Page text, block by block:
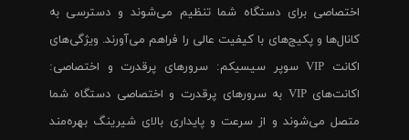
اختصاصی برای دستگاه شما تنظیم می‌شوند و دسترسی به
کانال‌ها و پکیج‌های با کیفیت عالی را فراهم می‌آورند. ویژگی‌های
اکانت VIP سوپر سیسیکم: سرورهای پرقدرت و اختصاصی:
اکانت‌های VIP به سرورهای پرقدرت و اختصاصی دستگاه شما
متصل می‌شوند و از سرعت و پایداری بالای شیرینگ بهره‌مند